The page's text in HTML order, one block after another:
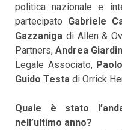
politica nazionale e
partecipato Gabriele
Gazzaniga di Allen &
Partners, Andrea
Legale Associato,
Guido Testa di Orrick
Quale è stato
nell’ultimo anno?